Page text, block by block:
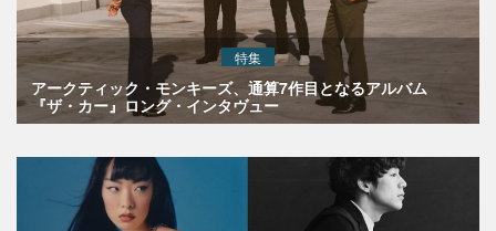
特集
アークティック・モンキーズ、通算7作目となるアルバム
『ザ・カー』ロング・インタヴュー